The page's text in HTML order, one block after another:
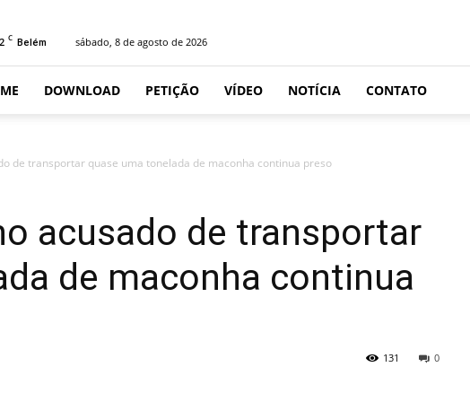
C Belém sábado, 8 de agosto de 2026
DOWNLOAD PETIÇÃO VÍDEO NOTÍCIA CONTATO
de transportar quase uma tonelada de maconha continua preso
acusado de transportar
de maconha continua
0
131